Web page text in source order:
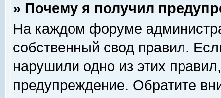
» Почему я получил
На каждом форуме
собственный свод правил.
нарушили одно из этих
предупреждение. Обратите